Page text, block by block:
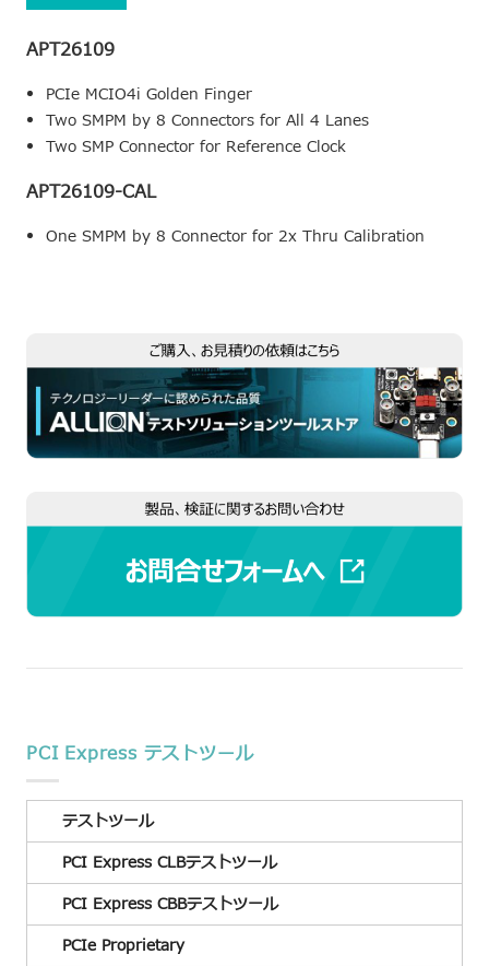
APT26109
PCIe MCIO4i Golden Finger
Two SMPM by 8 Connectors for All 4 Lanes
Two SMP Connector for Reference Clock
APT26109-CAL
One SMPM by 8 Connector for 2x Thru Calibration
PCI Express テストツール
テストツール
PCI Express CLBテストツール
PCI Express CBBテストツール
PCIe Proprietary